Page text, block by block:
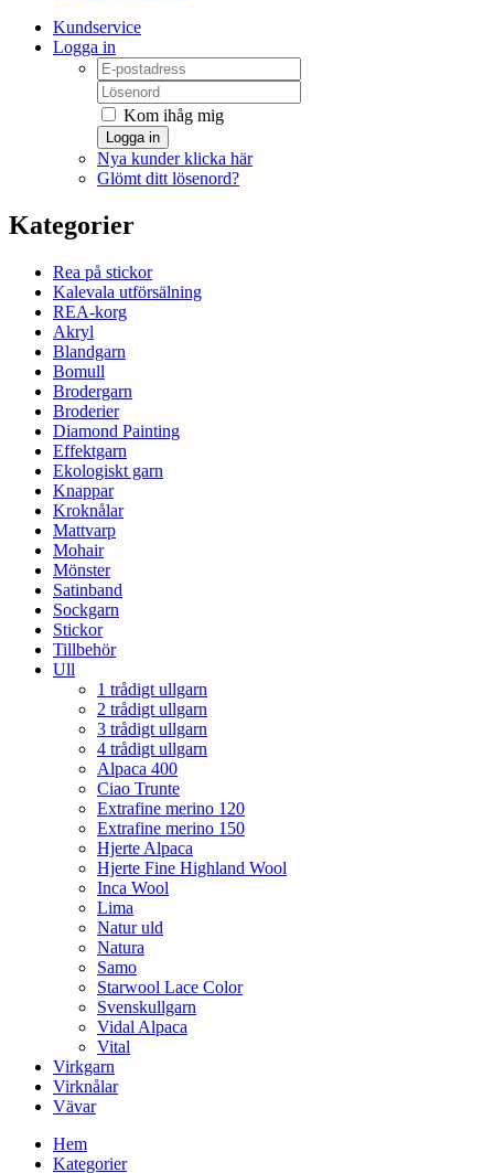
Kundservice
Logga in
Kom ihåg mig
Logga in
Nya kunder klicka här
Glömt ditt lösenord?
Kategorier
Rea på stickor
Kalevala utförsälning
REA-korg
Akryl
Blandgarn
Bomull
Brodergarn
Broderier
Diamond Painting
Effektgarn
Ekologiskt garn
Knappar
Kroknålar
Mattvarp
Mohair
Mönster
Satinband
Sockgarn
Stickor
Tillbehör
Ull
1 trådigt ullgarn
2 trådigt ullgarn
3 trådigt ullgarn
4 trådigt ullgarn
Alpaca 400
Ciao Trunte
Extrafine merino 120
Extrafine merino 150
Hjerte Alpaca
Hjerte Fine Highland Wool
Inca Wool
Lima
Natur uld
Natura
Samo
Starwool Lace Color
Svenskullgarn
Vidal Alpaca
Vital
Virkgarn
Virknålar
Vävar
Hem
Kategorier